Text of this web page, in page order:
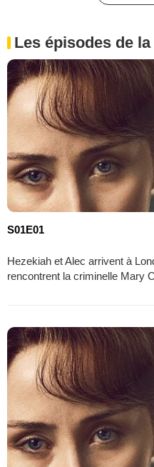
Les épisodes de
S01E01
Hezekiah et Alec arrivent à
rencontrent la criminelle Mary